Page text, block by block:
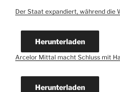
Der Staat expandiert, während die
Herunterladen
Arcelor Mittal macht Schluss mit
Herunterladen